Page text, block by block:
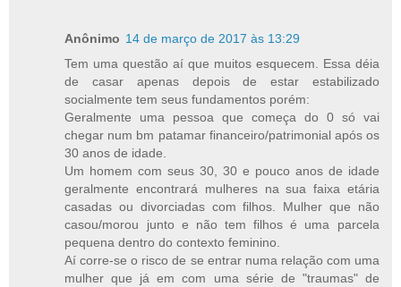
Anônimo 14 de março de 2017 às 13:29
Tem uma questão aí que muitos esquecem. Essa déia
de casar apenas depois de estar estabilizado
socialmente tem seus fundamentos porém:
Geralmente uma pessoa que começa do 0 só vai
chegar num bm patamar financeiro/patrimonial após os
30 anos de idade.
Um homem com seus 30, 30 e pouco anos de idade
geralmente encontrará mulheres na sua faixa etária
casadas ou divorciadas com filhos. Mulher que não
casou/morou junto e não tem filhos é uma parcela
pequena dentro do contexto feminino.
Aí corre-se o risco de se entrar numa relação com uma
mulher que já em com uma série de "traumas" de